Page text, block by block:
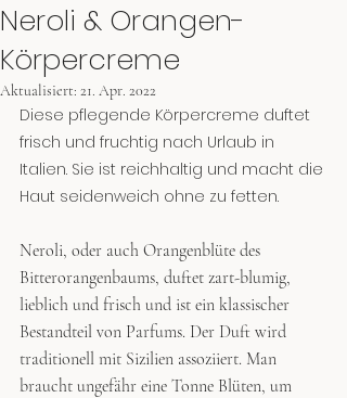
Neroli & Orangen-
Körpercreme
Aktualisiert: 21. Apr. 2022
Diese pflegende Körpercreme duftet
frisch und fruchtig nach Urlaub in
Italien. Sie ist reichhaltig und macht die
Haut seidenweich ohne zu fetten.
Neroli, oder auch Orangenblüte des
Bitterorangenbaums, duftet zart-blumig,
lieblich und frisch und ist ein klassischer
Bestandteil von Parfums. Der Duft wird
traditionell mit Sizilien assoziiert. Man
braucht ungefähr eine Tonne Blüten, um